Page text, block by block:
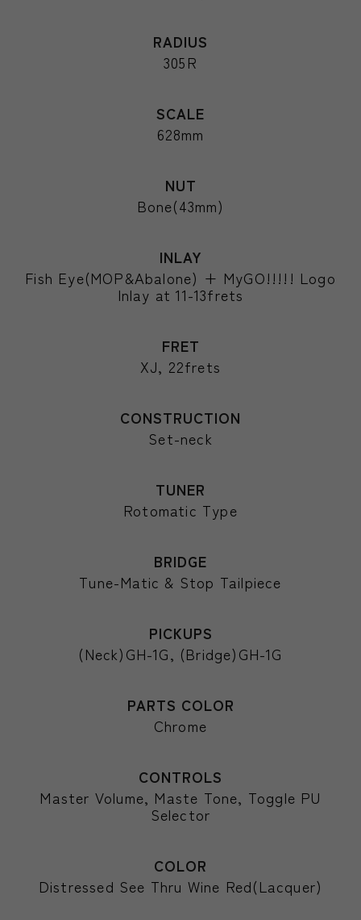
RADIUS
305R
SCALE
628mm
NUT
Bone(43mm)
INLAY
Fish Eye(MOP&Abalone) + MyGO!!!!! Logo
Inlay at 11-13frets
FRET
XJ, 22frets
CONSTRUCTION
Set-neck
TUNER
Rotomatic Type
BRIDGE
Tune-Matic & Stop Tailpiece
PICKUPS
(Neck)GH-1G, (Bridge)GH-1G
PARTS COLOR
Chrome
CONTROLS
Master Volume, Maste Tone, Toggle PU
Selector
COLOR
Distressed See Thru Wine Red(Lacquer)